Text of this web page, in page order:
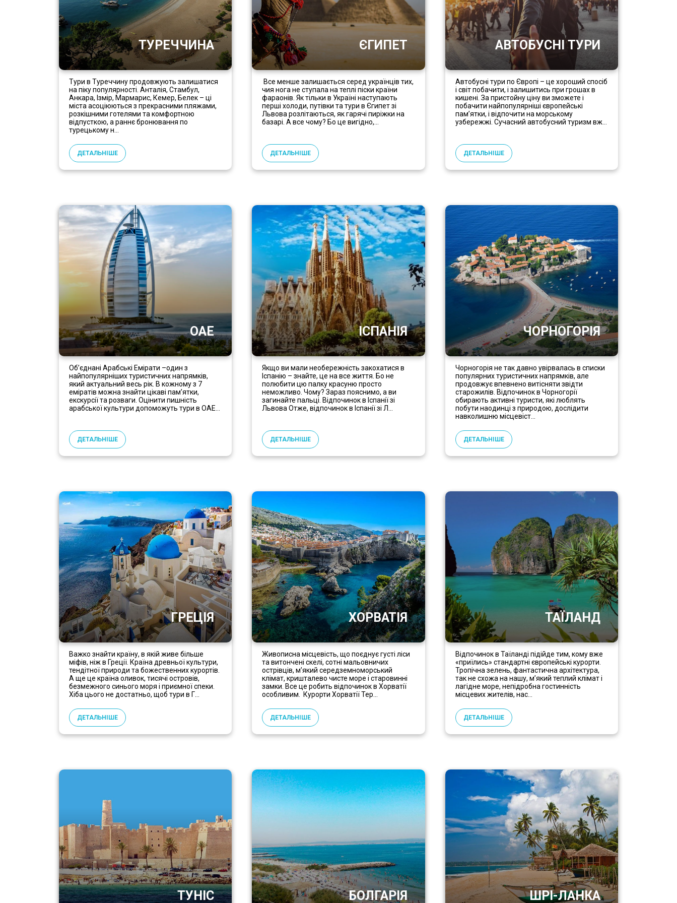
ТУРЕЧЧИНА
Тури в Туреччину продовжують залишатися
на піку популярності. Анталія, Стамбул,
Анкара, Ізмір, Мармарис, Кемер, Белек – ці
міста асоціюються з прекрасними пляжами,
розкішними готелями та комфортною
відпусткою, а раннє бронювання по
турецькому н...
ДЕТАЛЬНІШЕ
ЄГИПЕТ
Все менше залишається серед українців тих,
чия нога не ступала на теплі піски країни
фараонів. Як тільки в Україні наступають
перші холоди, путівки та тури в Єгипет зі
Львова розлітаються, як гарячі пиріжки на
базарі. А все чому? Бо це вигідно,...
ДЕТАЛЬНІШЕ
АВТОБУСНІ ТУРИ
Автобусні тури по Європі – це хороший спосіб
і світ побачити, і залишитись при грошах в
кишені. За пристойну ціну ви зможете і
побачити найпопулярніші європейські
пам’ятки, і відпочити на морському
узбережжі. Сучасний автобусний туризм вж...
ДЕТАЛЬНІШЕ
ОАЕ
Об’єднані Арабські Емірати –один з
найпопулярніших туристичних напрямків,
який актуальний весь рік. В кожному з 7
еміратів можна знайти цікаві пам’ятки,
екскурсії та розваги. Оцінити пишність
арабської культури допоможуть тури в ОАЕ...
ДЕТАЛЬНІШЕ
ІСПАНІЯ
Якщо ви мали необережність закохатися в
Іспанію – знайте, це на все життя. Бо не
полюбити цю палку красуню просто
неможливо. Чому? Зараз пояснимо, а ви
загинайте пальці. Відпочинок в Іспанії зі
Львова Отже, відпочинок в Іспанії зі Л...
ДЕТАЛЬНІШЕ
ЧОРНОГОРІЯ
Чорногорія не так давно увірвалась в списки
популярних туристичних напрямків, але
продовжує впевнено витісняти звідти
старожилів. Відпочинок в Чорногорії
обирають активні туристи, які люблять
побути наодинці з природою, дослідити
навколишню місцевіст...
ДЕТАЛЬНІШЕ
ГРЕЦІЯ
Важко знайти країну, в якій живе більше
міфів, ніж в Греції. Країна древньої культури,
тендітної природи та божественних курортів.
А ще це країна оливок, тисячі островів,
безмежного синього моря і приємної спеки.
Хіба цього не достатньо, щоб тури в Г...
ДЕТАЛЬНІШЕ
ХОРВАТІЯ
Живописна місцевість, що поєднує густі ліси
та витончені скелі, сотні мальовничих
острівців, м’який середземноморський
клімат, кришталево чисте море і старовинні
замки. Все це робить відпочинок в Хорватії
особливим. Курорти Хорватії Тер...
ДЕТАЛЬНІШЕ
ТАЇЛАНД
Відпочинок в Таїланді підійде тим, кому вже
«приїлись» стандартні європейські курорти.
Тропічна зелень, фантастична архітектура,
так не схожа на нашу, м’який теплий клімат і
лагідне море, непідробна гостинність
місцевих жителів, нас...
ДЕТАЛЬНІШЕ
ТУНІС БОЛГАРІЯ ШРІ-ЛАНКА